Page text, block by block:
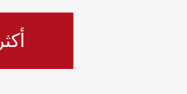
أكثر